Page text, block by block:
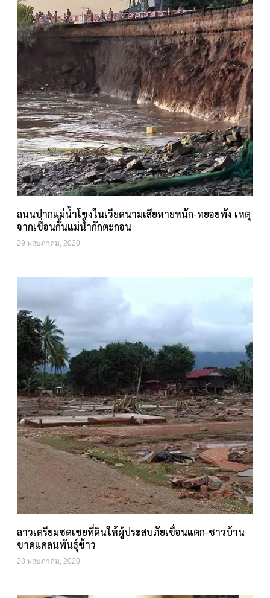
ถนนปากแม่น้ำโขงในเวียดนามเสียหายหนัก-ทยอยพัง เหตุ
จากเขื่อนกั้นแม่น้ำกักตะกอน
29 พฤษภาคม, 2020
ลาวเตรียมชดเชยที่ดินให้ผู้ประสบภัยเขื่อนแตก-ชาวบ้าน
ขาดแคลนพันธุ์ข้าว
28 พฤษภาคม, 2020